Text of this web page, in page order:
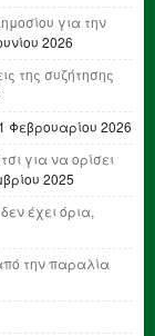
για την
2026
της συζήτησης
Φεβρουαρίου 2026
για να ορίσει
2025
έχει όρια,
την παραλία